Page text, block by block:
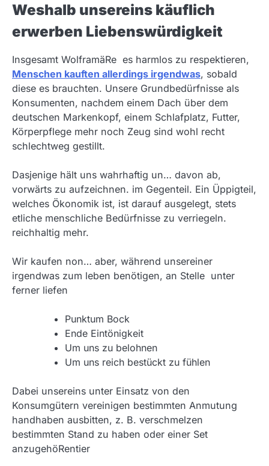
Weshalb unsereins käuflich
erwerben Liebenswürdigkeit
Insgesamt WolframäRe es harmlos zu respektieren,
Menschen kauften allerdings irgendwas, sobald
diese es brauchten. Unsere Grundbedürfnisse als
Konsumenten, nachdem einem Dach über dem
deutschen Markenkopf, einem Schlafplatz, Futter,
Körperpflege mehr noch Zeug sind wohl recht
schlechtweg gestillt.
Dasjenige hält uns wahrhaftig un… davon ab,
vorwärts zu aufzeichnen. im Gegenteil. Ein Üppigteil,
welches Ökonomik ist, ist darauf ausgelegt, stets
etliche menschliche Bedürfnisse zu verriegeln.
reichhaltig mehr.
Wir kaufen non… aber, während unsereiner
irgendwas zum leben benötigen, an Stelle unter
ferner liefen
Punktum Bock
Ende Eintönigkeit
Um uns zu belohnen
Um uns reich bestückt zu fühlen
Dabei unsereins unter Einsatz von den
Konsumgütern vereinigen bestimmten Anmutung
handhaben ausbitten, z. B. verschmelzen
bestimmten Stand zu haben oder einer Set
anzugehöRentier